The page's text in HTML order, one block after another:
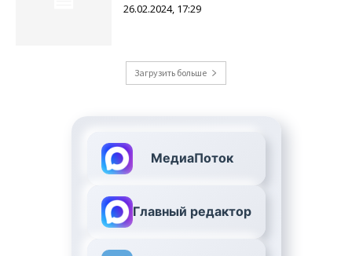
26.02.2024, 17:29
Загрузить больше
МедиаПоток
Главный редактор